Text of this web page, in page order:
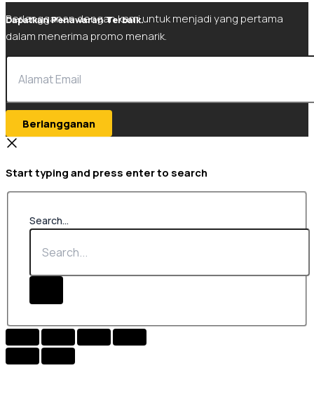
Dapatkan Penawaran Terbaik.
Berlangganan dengan kami untuk menjadi yang pertama
dalam menerima promo menarik.
Berlangganan
Start typing and press enter to search
Search...